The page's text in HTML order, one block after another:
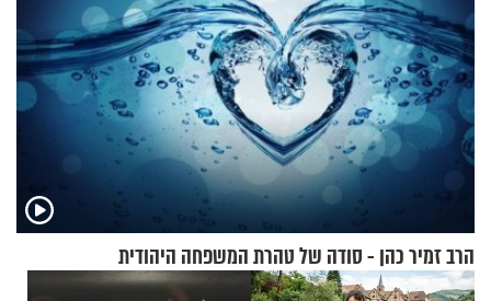
הרב זמיר כהן - סודה של טהרת המשפחה היהודית